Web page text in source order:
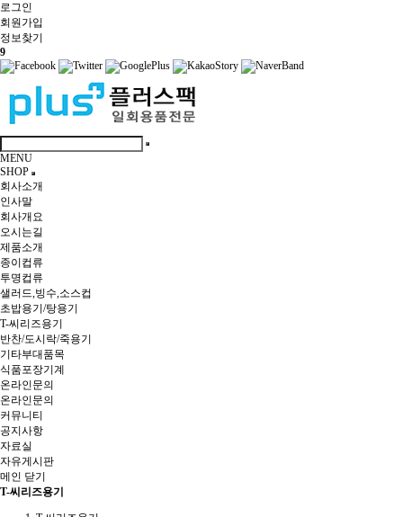
로그인
회원 가입
정보찾기
9
MENU
SHOP
회사소개
인사말
회사개요
오시는길
제품소개
종이컵류
투명컵류
샐러드,빙수,소스컵
초밥용기/탕용기
T-씨리즈용기
반찬/도시락/죽용기
기타부대품목
식품포장기계
온라인문의
온라인문의
커뮤니티
공지사항
자료실
자유게시판
메인 닫기
T-씨리즈용기